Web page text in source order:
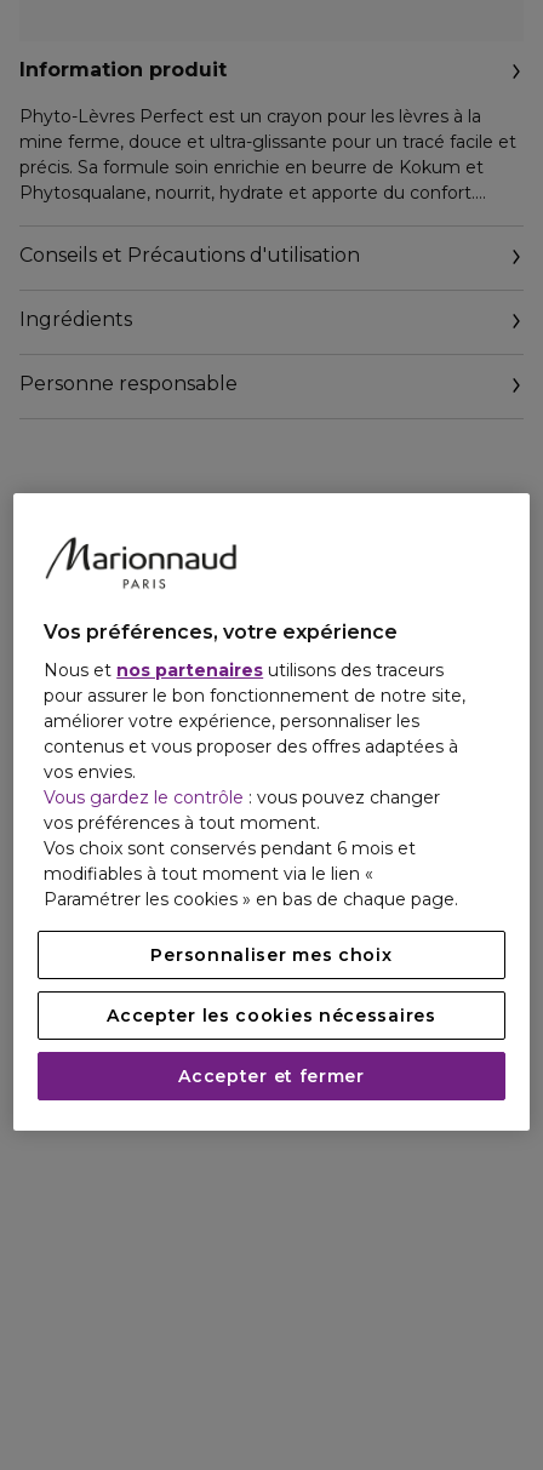
Information produit
Phyto-Lèvres Perfect est un crayon pour les lèvres à la
mine ferme, douce et ultra-glissante pour un tracé facile et
précis. Sa formule soin enrichie en beurre de Kokum et
Phytosqualane, nourrit, hydrate et apporte du confort.
émollience, douceur et souplesse. Sa texture coulée
(technologie permettant d'associer douceur, fermeté et
de la couleur. Son pinceau permet une application
la journée.
Les corps des crayons sont assortis à leur mine pour plus de
Conseils et Précautions d'utilisation
Ingrédients
Personne responsable
Vos préférences, votre expérience
Nous et nos partenaires utilisons des traceurs
pour assurer le bon fonctionnement de notre site,
améliorer votre expérience, personnaliser les
contenus et vous proposer des offres adaptées à
vos envies.
Vous gardez le contrôle : vous pouvez changer
vos préférences à tout moment.
Vos choix sont conservés pendant 6 mois et
modifiables à tout moment via le lien «
Paramétrer les cookies » en bas de chaque page.
Personnaliser mes choix
Accepter les cookies nécessaires
Accepter et fermer